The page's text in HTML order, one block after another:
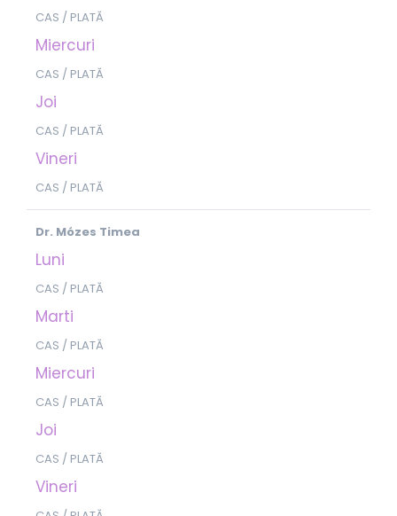
CAS / PLATĂ
Miercuri
CAS / PLATĂ
Joi
CAS / PLATĂ
Vineri
CAS / PLATĂ
Dr. Mózes Timea
Luni
CAS / PLATĂ
Marti
CAS / PLATĂ
Miercuri
CAS / PLATĂ
Joi
CAS / PLATĂ
Vineri